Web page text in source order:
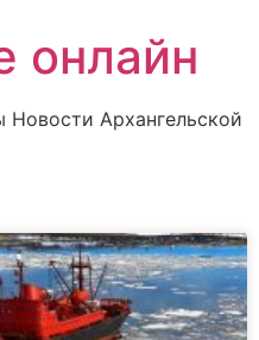
онлайн
Архангельской